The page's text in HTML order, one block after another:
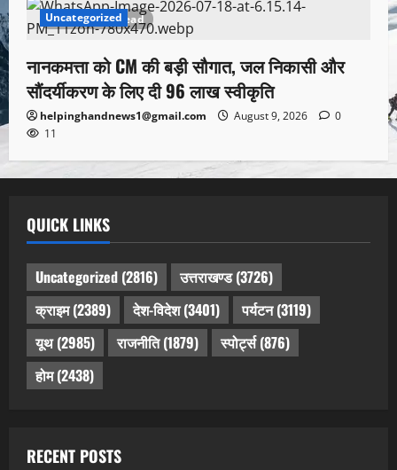
1 minute read
Uncategorized
नानकमत्ता को CM की बड़ी सौगात, जल निकासी और
सौंदर्यीकरण के लिए दी 96 लाख स्वीकृति
helpinghandnews1@gmail.com August 9, 2026
0
11
QUICK LINKS
Uncategorized (2816) उत्तराखण्ड(3726)
क्राइम(2389) देश-विदेश(3401) पर्यटन(3119)
यूथ(2985) राजनीति(1879) स्पोर्ट्स(876)
होम(2438)
RECENT POSTS